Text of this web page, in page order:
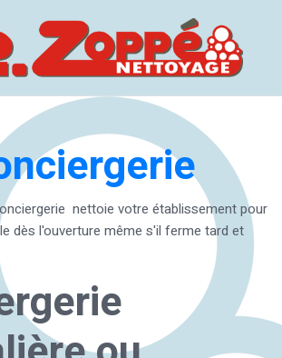
nettoie votre établissement pour
dès l'ouverture même s'il ferme tard et